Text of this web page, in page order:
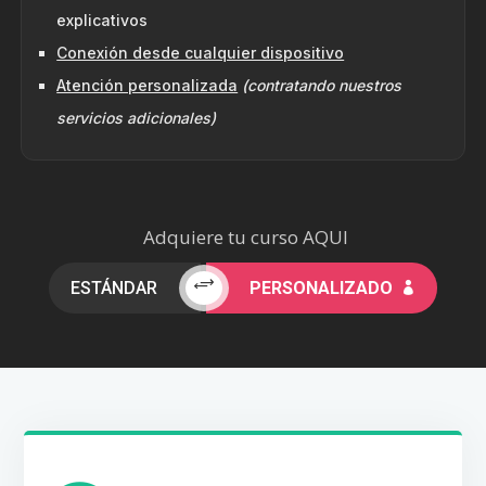
explicativos
Conexión desde cualquier dispositivo
Atención personalizada (contratando nuestros
servicios adicionales)
Adquiere tu curso AQUI
ESTÁNDAR + PERSONALIZADO 